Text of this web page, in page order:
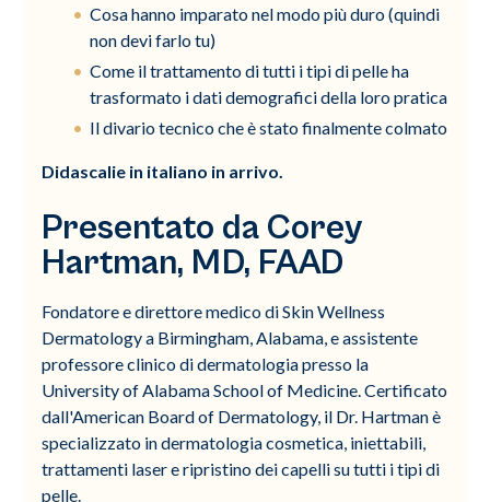
Cosa hanno imparato nel modo più duro (quindi
non devi farlo tu)
Come il trattamento di tutti i tipi di pelle ha
trasformato i dati demografici della loro pratica
Il divario tecnico che è stato finalmente colmato
Didascalie in italiano in arrivo.
Presentato da Corey
Hartman, MD, FAAD
Fondatore e direttore medico di Skin Wellness
Dermatology a Birmingham, Alabama, e assistente
professore clinico di dermatologia presso la
University of Alabama School of Medicine. Certificato
dall'American Board of Dermatology, il Dr. Hartman è
specializzato in dermatologia cosmetica, iniettabili,
trattamenti laser e ripristino dei capelli su tutti i tipi di
pelle.